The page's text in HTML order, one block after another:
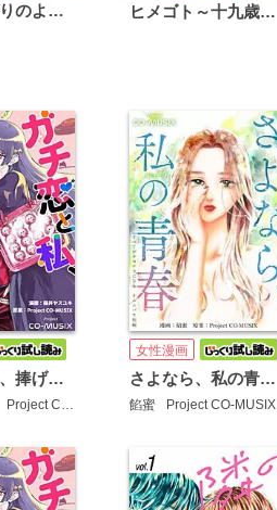
恋は雨上がりのように ヒメゴト～十九歳の制服～
ガチ恋と私、捧げます ―すべてがサヨナラになる オムニバス短編 ―【フルカラー版】
Project CO-MUSIX
女性漫画
さよなら、私の青春 ―すべてがサヨナラになる オムニバス短編 ―
餡蜜 Project CO-MUSIX